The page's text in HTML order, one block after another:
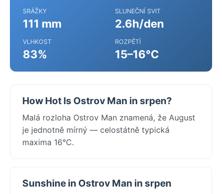
SRÁŽKY
111 mm
SLUNEČNÍ SVIT
2.6h/den
VLHKOST
83%
ROZPĚTÍ
15–16°C
How Hot Is Ostrov Man in srpen?
Malá rozloha Ostrov Man znamená, že August
je jednotně mírný — celostátně typická
maxima 16°C.
Sunshine in Ostrov Man in srpen